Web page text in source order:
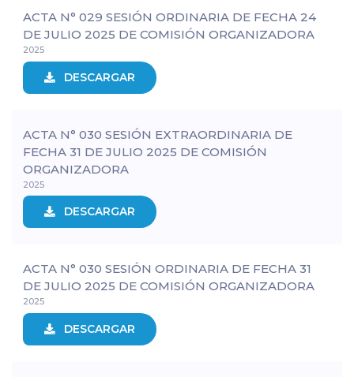
ACTA N° 029 SESIÓN ORDINARIA DE FECHA 24
DE JULIO 2025 DE COMISIÓN ORGANIZADORA
2025
DESCARGAR
ACTA N° 030 SESIÓN EXTRAORDINARIA DE
FECHA 31 DE JULIO 2025 DE COMISIÓN
ORGANIZADORA
2025
DESCARGAR
ACTA N° 030 SESIÓN ORDINARIA DE FECHA 31
DE JULIO 2025 DE COMISIÓN ORGANIZADORA
2025
DESCARGAR